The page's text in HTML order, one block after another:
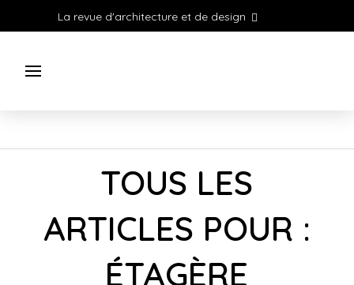
La revue d'architecture et de design
TOUS LES
ARTICLES POUR :
ÉTAGÈRE